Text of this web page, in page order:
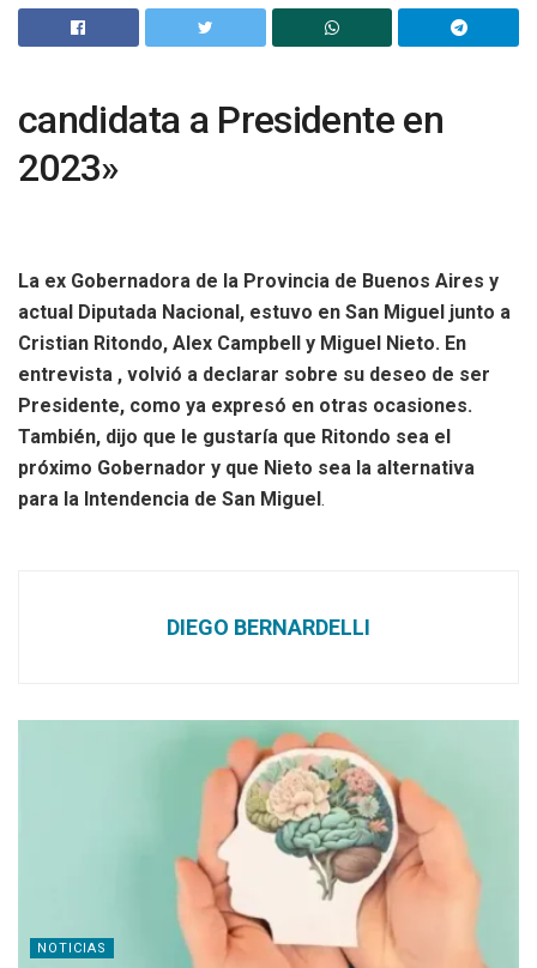
candidata a Presidente en
2023»
La ex Gobernadora de la Provincia de Buenos Aires y
actual Diputada Nacional, estuvo en San Miguel junto a
Cristian Ritondo, Alex Campbell y Miguel Nieto. En
entrevista , volvió a declarar sobre su deseo de ser
Presidente, como ya expresó en otras ocasiones.
También, dijo que le gustaría que Ritondo sea el
próximo Gobernador y que Nieto sea la alternativa
para la Intendencia de San Miguel.
DIEGO BERNARDELLI
NOTICIAS